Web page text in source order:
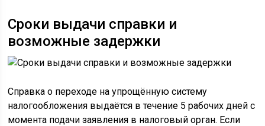
Сроки выдачи справки и
возможные задержки
Справка о переходе на упрощённую систему
налогообложения выдаётся в течение 5 рабочих дней с
момента подачи заявления в налоговый орган. Если